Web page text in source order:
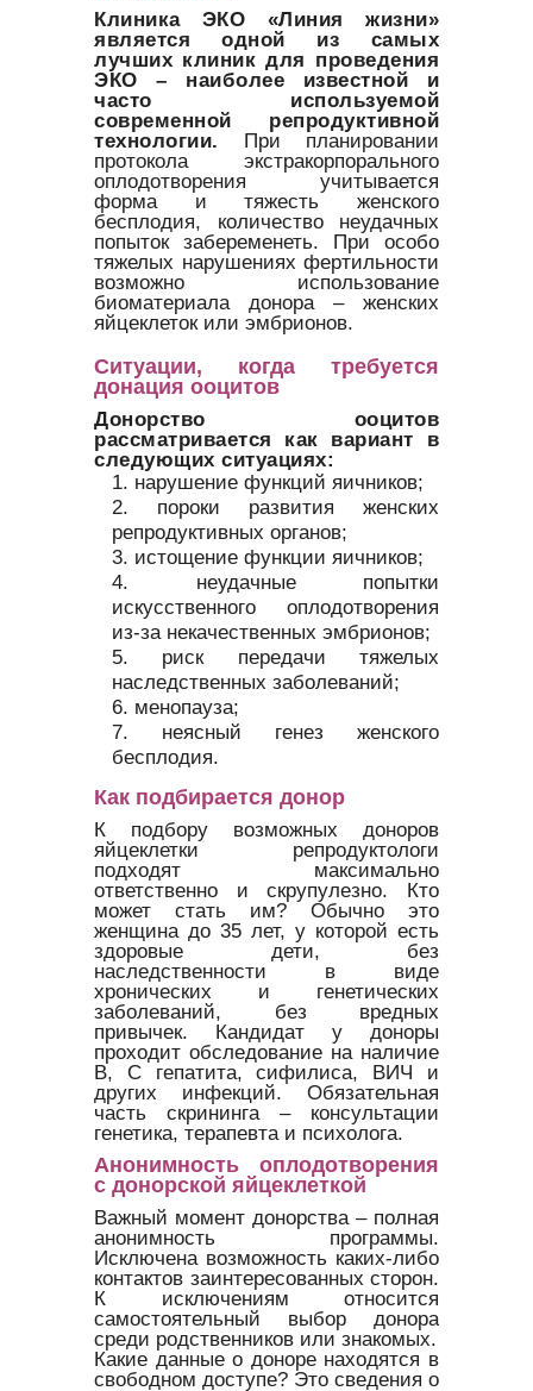
Клиника ЭКО «Линия жизни»
является одной из самых
лучших клиник для проведения
ЭКО – наиболее известной и
часто используемой
современной репродуктивной
технологии.
При планировании
протокола экстракорпорального
оплодотворения учитывается
форма и тяжесть женского
бесплодия, количество неудачных
попыток забеременеть. При особо
тяжелых нарушениях фертильности
возможно использование
биоматериала донора – женских
яйцеклеток или эмбрионов.
Ситуации, когда требуется
донация ооцитов
Донорство ооцитов
рассматривается как вариант в
следующих ситуациях:
нарушение функций яичников;
пороки развития женских
репродуктивных органов;
истощение функции яичников;
неудачные попытки
искусственного оплодотворения
из-за некачественных эмбрионов;
риск передачи тяжелых
наследственных заболеваний;
менопауза;
неясный генез женского
бесплодия.
Как подбирается донор
К подбору возможных доноров
яйцеклетки репродуктологи
подходят максимально
ответственно и скрупулезно. Кто
может стать им? Обычно это
женщина до 35 лет, у которой есть
здоровые дети, без
наследственности в виде
хронических и генетических
заболеваний, без вредных
привычек. Кандидат у доноры
проходит обследование на наличие
В, С гепатита, сифилиса, ВИЧ и
других инфекций. Обязательная
часть скрининга – консультации
генетика, терапевта и психолога.
Анонимность оплодотворения
с донорской яйцеклеткой
Важный момент донорства – полная
анонимность программы.
Исключена возможность каких-либо
контактов заинтересованных сторон.
К исключениям относится
самостоятельный выбор донора
среди родственников или знакомых.
Какие данные о доноре находятся в
свободном доступе? Это сведения о